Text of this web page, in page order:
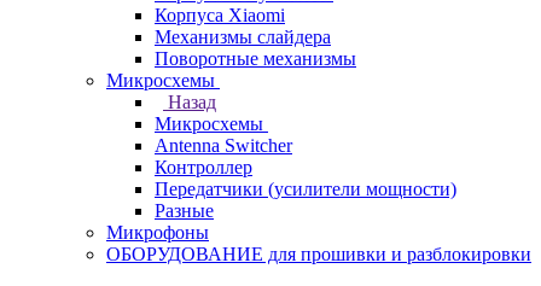
Корпуса Xiaomi
Механизмы слайдера
Поворотные механизмы
Микросхемы
Назад
Микросхемы
Antenna Switcher
Контроллер
Передатчики (усилители мощности)
Разные
Микрофоны
ОБОРУДОВАНИЕ для прошивки и разблокировки